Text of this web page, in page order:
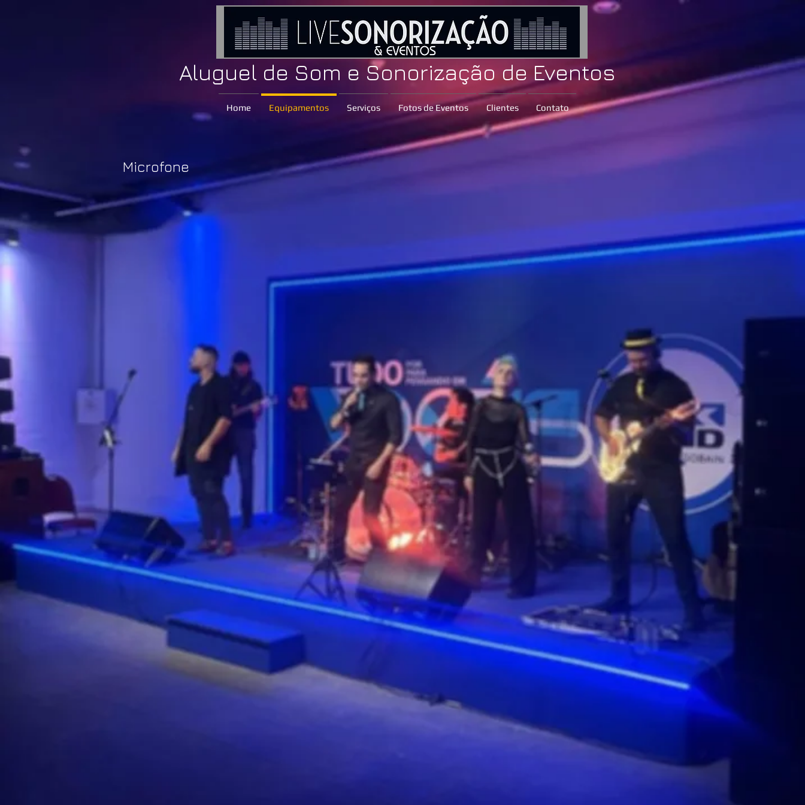
Aluguel de Som e Sonorização de Eventos
Home Equipamentos Serviços Fotos de Eventos Clientes Contato
Microfone